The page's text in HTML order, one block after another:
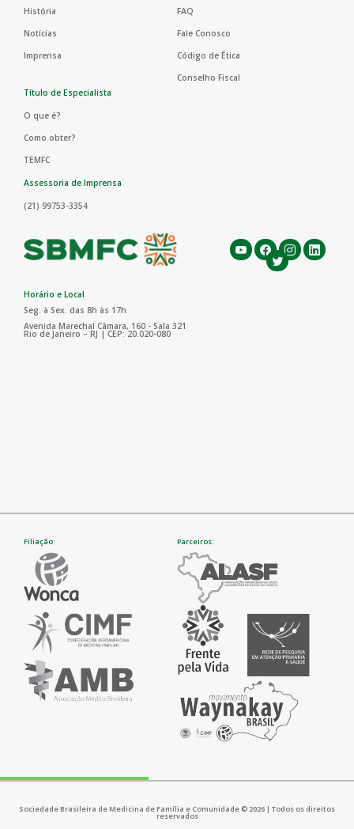
História
Notícias
Imprensa
FAQ
Fale Conosco
Código de Ética
Conselho Fiscal
Título de Especialista
O que é?
Como obter?
TEMFC
Assessoria de Imprensa
(21) 99753-3354
Horário e Local
Seg. à Sex. das 8h às 17h
Avenida Marechal Câmara, 160 - Sala 321
Rio de Janeiro – RJ | CEP: 20.020-080
Filiação: Parceiros:
Sociedade Brasileira de Medicina de Família e Comunidade © 2026 | Todos os direitos
reservados